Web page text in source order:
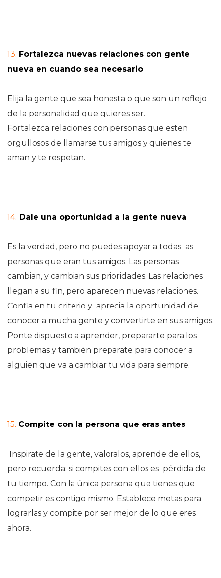
13. Fortalezca nuevas relaciones con gente
nueva en cuando sea necesario
Elija la gente que sea honesta o que son un reflejo
de la personalidad que quieres ser.
Fortalezca relaciones con personas que esten
orgullosos de llamarse tus amigos y quienes te
aman y te respetan.
14. Dale una oportunidad a la gente nueva
Es la verdad, pero no puedes apoyar a todas las
personas que eran tus amigos. Las personas
cambian, y cambian sus prioridades. Las relaciones
llegan a su fin, pero aparecen nuevas relaciones.
Confia en tu criterio y aprecia la oportunidad de
conocer a mucha gente y convertirte en sus amigos.
Ponte dispuesto a aprender, prepararte para los
problemas y también preparate para conocer a
alguien que va a cambiar tu vida para siempre.
15. Compite con la persona que eras antes
Inspirate de la gente, valoralos, aprende de ellos,
pero recuerda: si compites con ellos es pérdida de
tu tiempo. Con la única persona que tienes que
competir es contigo mismo. Establece metas para
lograrlas y compite por ser mejor de lo que eres
ahora.